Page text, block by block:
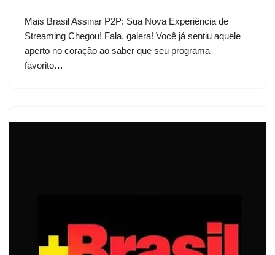
Mais Brasil Assinar P2P: Sua Nova Experiência de
Streaming Chegou! Fala, galera! Você já sentiu aquele
aperto no coração ao saber que seu programa
favorito…